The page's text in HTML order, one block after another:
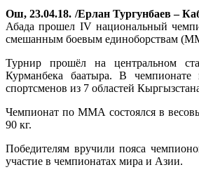
Ош, 23.04.18. /Ерлан Тургунбаев –
Абада прошел IV национальный
смешанным боевым единоборствам
Турнир прошёл на центральном
Курманбека баатыра. В чемпионате
спортсменов из 7 областей
Чемпионат по ММА состоялся в
90 кг.
Победителям вручили пояса
участие в чемпионатах мира и Азии.